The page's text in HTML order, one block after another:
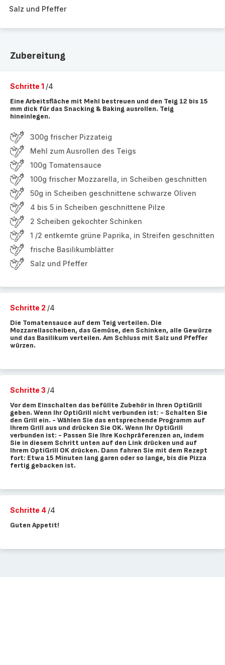
Salz und Pfeffer
Zubereitung
Schritte 1 /4
Eine Arbeitsfläche mit Mehl bestreuen und den Teig 12 bis 15
mm dick für das Snacking & Baking ausrollen. Teig
hineinlegen.
300g frischer Pizzateig
Mehl zum Ausrollen des Teigs
100g Tomatensauce
100g frischer Mozzarella, in Scheiben geschnitten
50g in Scheiben geschnittene schwarze Oliven
4 bis 5 in Scheiben geschnittene Pilze
2 Scheiben gekochter Schinken
1 /2 entkernte grüne Paprika, in Streifen geschnitten
frische Basilikumblätter
Salz und Pfeffer
Schritte 2 /4
Die Tomatensauce auf dem Teig verteilen. Die
Mozzarellascheiben, das Gemüse, den Schinken, alle Gewürze
und das Basilikum verteilen. Am Schluss mit Salz und Pfeffer
würzen.
Schritte 3 /4
Vor dem Einschalten das befüllte Zubehör in Ihren OptiGrill
geben. Wenn Ihr OptiGrill nicht verbunden ist: - Schalten Sie
den Grill ein. - Wählen Sie das entsprechende Programm auf
Ihrem Grill aus und drücken Sie OK. Wenn Ihr OptiGrill
verbunden ist: - Passen Sie Ihre Kochpräferenzen an, indem
Sie in diesem Schritt unten auf den Link drücken und auf
Ihrem OptiGrill OK drücken. Dann fahren Sie mit dem Rezept
fort: Etwa 15 Minuten lang garen oder so lange, bis die Pizza
fertig gebacken ist.
Schritte 4 /4
Guten Appetit!